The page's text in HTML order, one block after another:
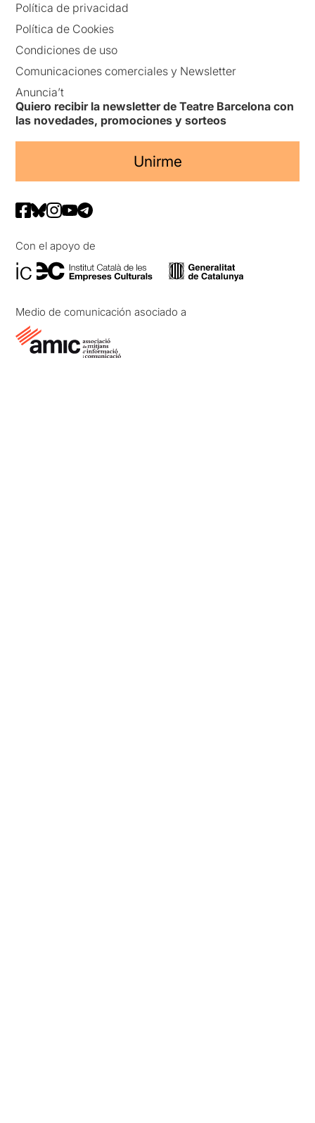
Política de privacidad
Política de Cookies
Condiciones de uso
Comunicaciones comerciales y Newsletter
Anuncia’t
Quiero recibir la newsletter de Teatre Barcelona con
las novedades, promociones y sorteos
Unirme
Con el apoyo de
Medio de comunicación asociado a